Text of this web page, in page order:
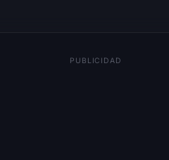
PUBLICIDAD